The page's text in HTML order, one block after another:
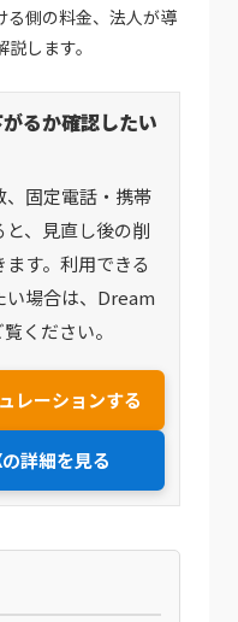
る側の料金、法人が導
します。
るか確認したい
固定電話・携帯
、見直し後の削
す。利用できる
い場合は、Dream
ください。
レーションする
詳細を見る